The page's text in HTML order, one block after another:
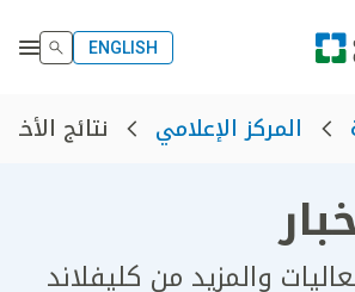
ENGLISH
المركز الإعلامي نتائج
والمزيد من كليفلاند